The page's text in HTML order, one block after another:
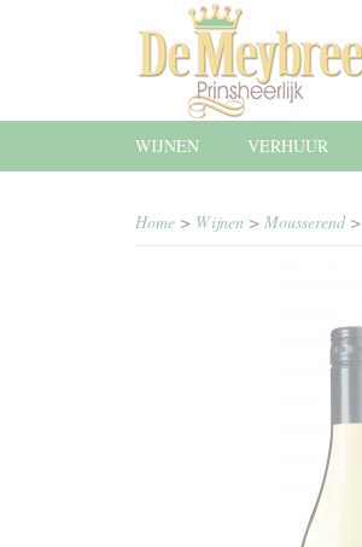
WIJNEN VERHUUR
Home > Wijnen > Mousserend>